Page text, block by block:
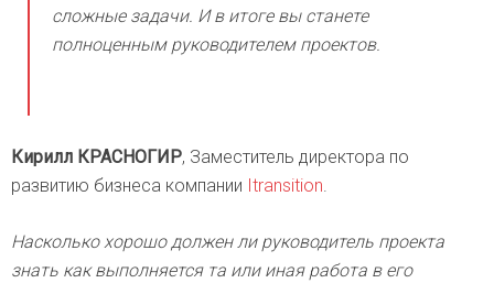
сложные задачи. И в итоге вы станете
полноценным руководителем проектов.
Кирилл КРАСНОГИР, Заместитель директора по
развитию бизнеса компании Itransition.
Насколько хорошо должен ли руководитель проекта
знать как выполняется та или иная работа в его